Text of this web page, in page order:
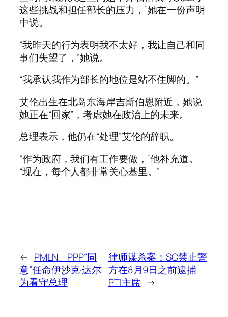
这些挑战和担任部长的压力，”她在一份声明
中说。
“我昨天的行为表明我不太好，我让自己和同
事们失望了，”她说。
“我承认我作为部长的地位是站不住脚的。”
艾伦出生在北岛东海岸吉斯伯恩附近，她说
她正在“回家”，考虑她在政治上的未来。
总理表示，他仍在“处理”艾伦的辞职。
“作为政府，我们有工作要做，”他补充道。
“现在，每个人都非常关心基里。”
← PMLN、PPP“同
意”任命伊沙克·达尔
为看守总理
律师谋杀案：SC禁止警
方在8月9日之前逮捕
PTI主席 →